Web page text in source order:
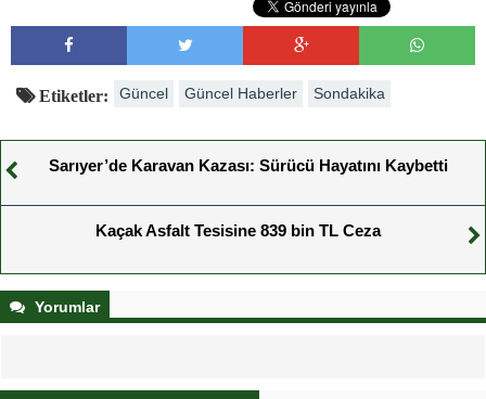
Etiketler: Güncel Güncel Haberler Sondakika
Sarıyer’de Karavan Kazası: Sürücü Hayatını Kaybetti
Kaçak Asfalt Tesisine 839 bin TL Ceza
Yorumlar